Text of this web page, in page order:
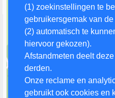
(1) zoekinstellingen te
gebruikersgemak van
(2) automatisch te
hiervoor gekozen).
Afstandmeten deelt
derden.
Onze reclame en
gebruikt ook cookies en